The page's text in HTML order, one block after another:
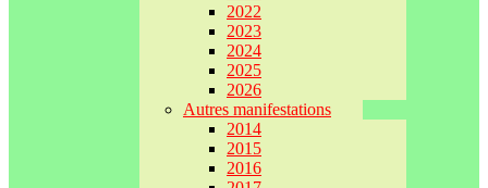
2022
2023
2024
2025
2026
Autres manifestations
2014
2015
2016